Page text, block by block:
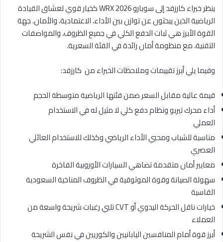
ينظر خبراء كارزفد إلى سوبارو WRX 2026 كخيار قوي لعشاق القيادة
الرياضية الذين يبحثون عن توازن بين الأداء، الاعتمادية، والأمان. جهة
القوة الأبرز هي ثبات الدفع الكلي في جميع الظروف، والمواصفات
التقنية، مع منظومة أمان رائدة في الفئة السعرية.
وفيما يلي أبرز تقييمات وملاحظات الخبراء من كارزفد:
قيمة عالية مقابل السعر ضمن فئتها الرياضية متوسطة الحجم
أداء محرك تيربو ونظام دفع كلي لا مثيل له في الاستخدام
العملي
مناسبة للشباب ومحبي الأداء الرياضي وكذلك للاستخدام العائلي
العصري
معايير أمان متقدمة تضاهي السيارات الأوروبية الفاخرة
سهولة الصيانة وقوة الموثوقية في الظروف المناخية السعودية
القاسية
خيارات ناقل الحركة اليدوي أو CVT تلبي رغبات شريحة واسعة من
العملاء
أبرز قوة أمام المنافسين اليابانيين والكوريين في نفس الشريحة